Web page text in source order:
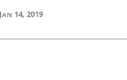
Jan 14, 2019
스케치북5
스케치북5